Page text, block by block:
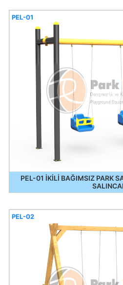
PEL-01 İKİLİ BAĞIMSIZ PARK
PEL-01
PEL-02